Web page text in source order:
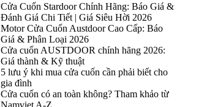
Cửa Cuốn Stardoor Chính Hãng: Báo Giá &
Đánh Giá Chi Tiết | Giá Siêu Hời 2026
Motor Cửa Cuốn Austdoor Cao Cấp: Báo
Giá & Phân Loại 2026
Cửa cuốn AUSTDOOR chính hãng 2026:
Giá thành & Kỹ thuật
5 lưu ý khi mua cửa cuốn cần phải biết cho
gia đình
Cửa cuốn có an toàn không? Tham khảo từ
Namviet A-Z